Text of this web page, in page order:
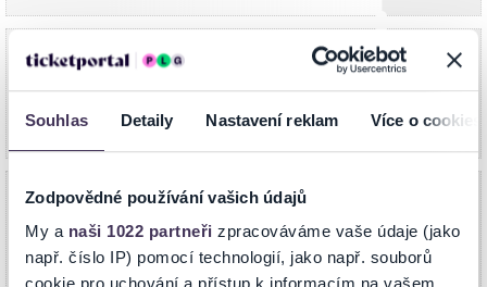
Souhlas Detaily Nastavení reklam Více o cookies
Zodpovědné používání vašich údajů
My a naši 1022 partneři zpracováváme vaše údaje (jako
např. číslo IP) pomocí technologií, jako např. souborů
pátek
18
Zář. 2026
19:00
V síti Ticketportal nyní
vyprodáno.
V síti Ticketportal nyní vyprodáno.
Agnetha volá S.O.S.
Divadlo "12"
OSTRAVA
čtvrtek
8
Říj. 2026
19:00
V síti Ticketportal nyní
vyprodáno.
V síti Ticketportal nyní vyprodáno.
Agnetha volá S.O.S.
Divadlo "12"
OSTRAVA